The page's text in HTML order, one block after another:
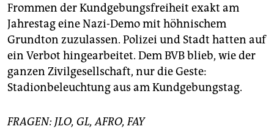
Frommen der Kundgebungsfreiheit exakt am
Jahrestag eine Nazi-Demo mit höhnischem
Grundton zuzulassen. Polizei und Stadt hatten auf
ein Verbot hingearbeitet. Dem BVB blieb, wie der
ganzen Zivilgesellschaft, nur die Geste:
Stadionbeleuchtung aus am Kundgebungstag.
FRAGEN: JLO, GL, AFRO, FAY